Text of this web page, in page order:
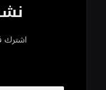
اشترك